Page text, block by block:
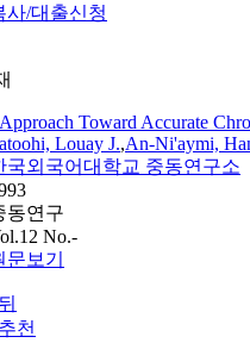
사/대출신청
Toward Accurate
Louay J.,An-Ni'aymi,
국외국어대학교 중동연구소
동연구
No.-
문보기
천